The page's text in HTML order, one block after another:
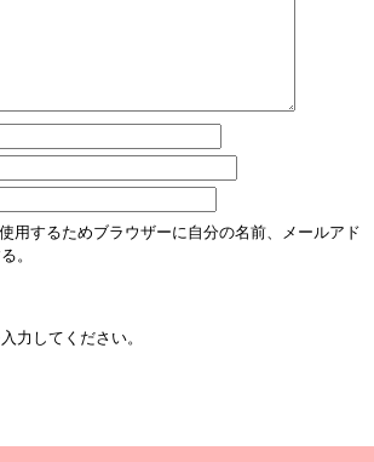
用するためブラウザーに自分の名前、メールアド
。
力してください。